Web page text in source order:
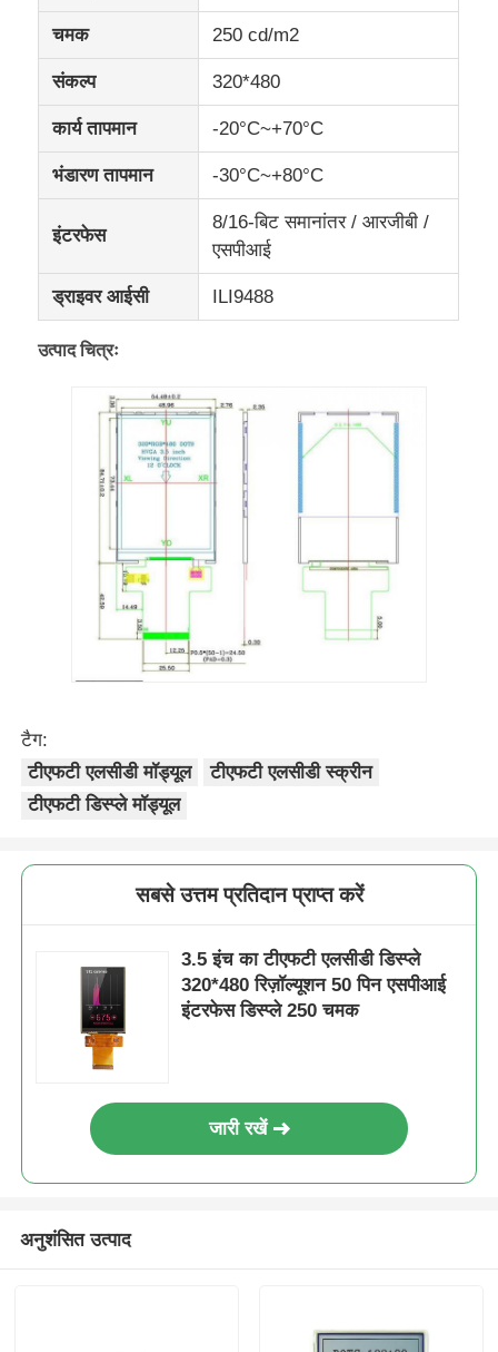
पोर्टेबल एलसीडी मॉनिटर
OLED डिस्प्ले मॉड्यूल
कार एलसीडी डिस्प्ले
परिपत्र एलसीडी स्क्रीन
एलसीडी टच स्क्रीन पैनल
ई पेपर डिस्प्ले
मोनोक्रोम एलसीडी
सीओजी एलसीडी मॉड्यूल
एसटीएन एलसीडी डिस्प्ले
कस्टम एलसीडी डिस्प्ले मॉड्यूल
चमक 250 cd/m2
संकल्प 320*480
कार्य तापमान -20°C~+70°C
भंडारण तापमान -30°C~+80°C
इंटरफेस
8/16-बिट समानांतर / आरजीबी /
एसपीआई
ड्राइवर आईसी ILI9488
उत्पाद चित्रः
टैग:
टीएफटी एलसीडी मॉड्यूल
टीएफटी एलसीडी स्क्रीन
टीएफटी डिस्प्ले मॉड्यूल
सबसे उत्तम प्रतिदान प्राप्त करें
3.5 इंच का टीएफटी एलसीडी डिस्प्ले
320*480 रिज़ॉल्यूशन 50 पिन एसपीआई
इंटरफेस डिस्प्ले 250 चमक
जारी रखें
अनुशंसित उत्पाद